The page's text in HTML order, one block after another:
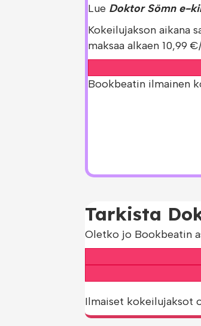
Lue Doktor Sömn e-
Kokeilujakson aikana
maksaa alkaen 10,99
Bookbeatin ilmainen
Tarkista
Oletko jo Bookbeatin
Ilmaiset kokeilujaksot